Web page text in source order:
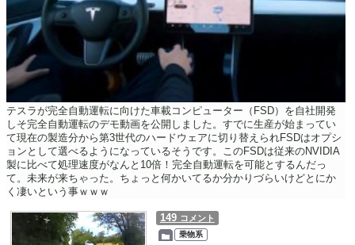
テスラが完全自動運転に向けた車載コンピューター（FSD）を自社開発
しそ完全自動運転のデモ動画を公開しました。すでに生産が始まってい
て現在の製造分から第3世代のハードウェアに切り替えられFSDはオプシ
ョンとして選べるようになっているそうです。このFSDは従来のNVIDIA
製に比べて処理速度がなんと10倍！完全自動運転を可能とするんだっ
て。未来が来ちゃった。ちょっと何かいてるか分かりづらいけどとにか
く凄いという事ｗｗｗ
149 コメント
乗物系